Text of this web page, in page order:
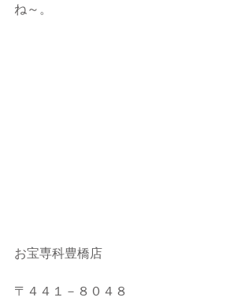
ね～。
お宝専科豊橋店
〒４４１－８０４８